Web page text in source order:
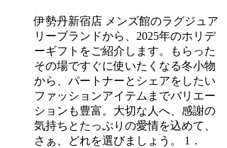
伊勢丹新宿店 メンズ館のラグジュア
リーブランドから、2025年のホリデ
ーギフトをご紹介します。もらった
その場ですぐに使いたくなる冬小物
から、パートナーとシェアをしたい
ファッションアイテムまでバリエー
ションも豊富。大切な人へ、感謝の
気持ちとたっぷりの愛情を込めて、
さぁ、どれを選びましょう。 1．